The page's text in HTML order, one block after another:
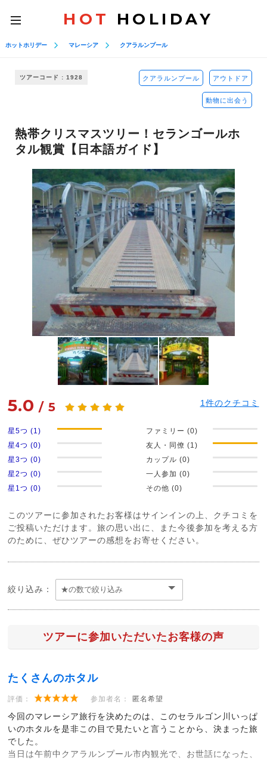
toggle
navigation
HOT HOLIDAY
ホットホリデー マレーシア クアラルンプール
ツアーコード : 1928 クアラルンプール アウトドア
動物に出会う
熱帯クリスマスツリー！セランゴールホ
タル観賞【日本語ガイド】
5.0 /5 1件のクチコミ
星5つ (1)
星4つ (0)
星3つ (0)
星2つ (0)
星1つ (0)
ファミリー (0)
友人・同僚 (1)
カップル (0)
一人参加 (0)
その他 (0)
このツアーに参加されたお客様はサインインの上、クチコミを
ご投稿いただけます。旅の思い出に、また今後参加を考える方
のために、ぜひツアーの感想をお寄せください。
絞り込み：
ツアーに参加いただいたお客様の声
たくさんのホタル
評価： 参加者名： 匿名希望
今回のマレーシア旅行を決めたのは、このセラルゴン川いっぱ
いのホタルを是非この目で見たいと言うことから、決まった旅
でした。
当日は午前中クアラルンプール市内観光で、お世話になった、